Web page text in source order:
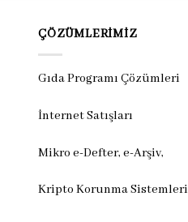
ÇÖZÜMLERIMIZ
Gıda Programı Çözümleri
İnternet Satışları
Mikro e-Defter, e-Arşiv,
Kripto Korunma Sistemleri